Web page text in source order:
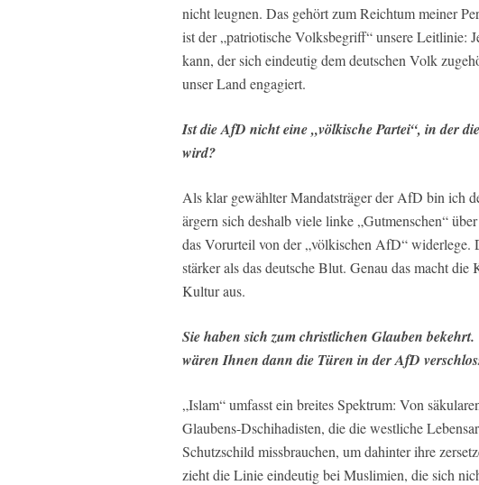
nicht leugnen. Das gehört zum Reichtum meiner
ist der „patriotische Volksbegriff“ unsere Leitlinie:
kann, der sich eindeutig dem deutschen Volk
unser Land engagiert.
Ist die AfD nicht eine „völkische Partei“, in der
wird?
Als klar gewählter Mandatsträger der AfD bin ich
ärgern sich deshalb viele linke „Gutmenschen“
das Vorurteil von der „völkischen AfD“ widerlege.
stärker als das deutsche Blut. Genau das macht
Kultur aus.
Sie haben sich zum christlichen Glauben
wären Ihnen dann die Türen in der AfD
„Islam“ umfasst ein breites Spektrum: Von
Glaubens-Dschihadisten, die die westliche
Schutzschild missbrauchen, um dahinter ihre
zieht die Linie eindeutig bei Muslimien, die sich